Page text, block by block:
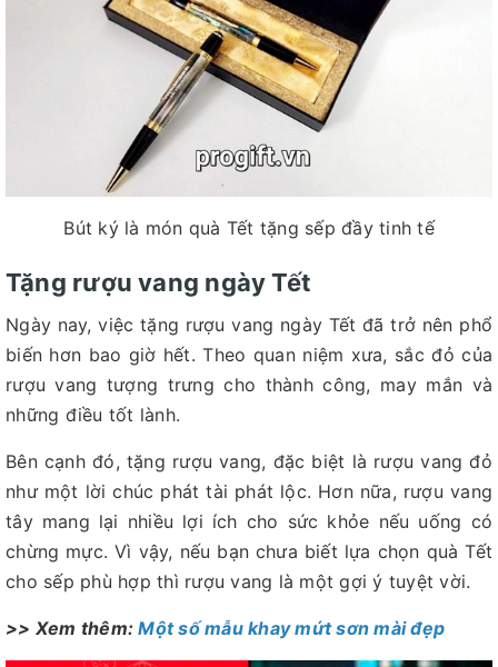
Bút ký là món quà Tết tặng sếp đầy tinh tế
Tặng rượu vang ngày Tết
Ngày nay, việc tặng rượu vang ngày Tết đã trở nên phổ
biến hơn bao giờ hết. Theo quan niệm xưa, sắc đỏ của
rượu vang tượng trưng cho thành công, may mắn và
những điều tốt lành.
Bên cạnh đó, tặng rượu vang, đặc biệt là rượu vang đỏ
như một lời chúc phát tài phát lộc. Hơn nữa, rượu vang
tây mang lại nhiều lợi ích cho sức khỏe nếu uống có
chừng mực. Vì vậy, nếu bạn chưa biết lựa chọn quà Tết
cho sếp phù hợp thì rượu vang là một gợi ý tuyệt vời.
>> Xem thêm:Một số mẫu khay mứt sơn mài đẹp